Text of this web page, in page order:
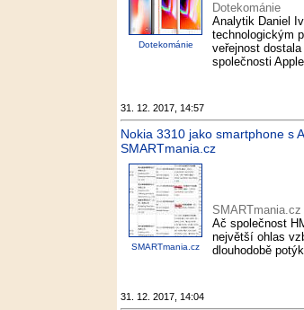
Dotekománie
Dotekománie
Analytik Daniel
technologickým
veřejnost
společnosti
31. 12. 2017, 14:57
Nokia 3310 jako smartphone s
SMARTmania.cz
SMARTmania.cz
SMARTmania.cz
Ač společnost
největší ohlas
dlouhodobě
31. 12. 2017, 14:04